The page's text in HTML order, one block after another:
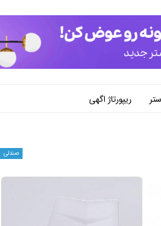
ریپورتاژ اگهی
صندلی